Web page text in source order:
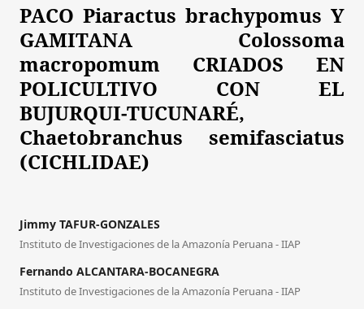
PACO Piaractus brachypomus Y
GAMITANA Colossoma
macropomum CRIADOS EN
POLICULTIVO CON EL
BUJURQUI-TUCUNARÉ,
Chaetobranchus semifasciatus
(CICHLIDAE)
Jimmy TAFUR-GONZALES
Instituto de Investigaciones de la Amazonía Peruana - IIAP
Fernando ALCANTARA-BOCANEGRA
Instituto de Investigaciones de la Amazonía Peruana - IIAP